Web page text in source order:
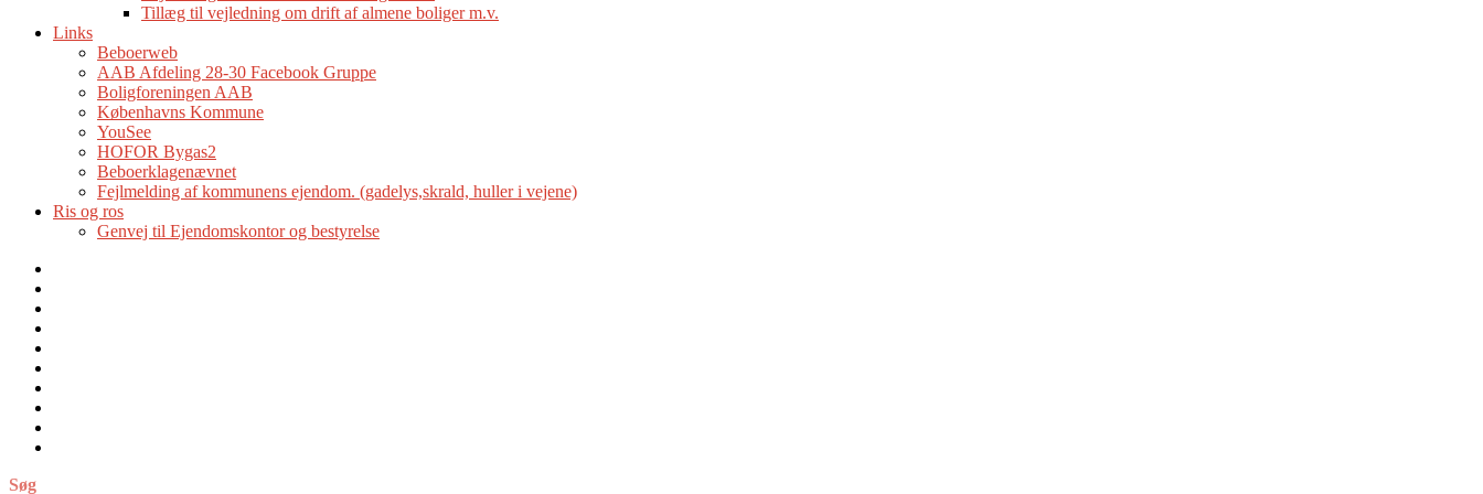
Tillæg til vejledning om drift af almene boliger m.v.
Links
Beboerweb
AAB Afdeling 28-30 Facebook Gruppe
Boligforeningen AAB
Københavns Kommune
YouSee
HOFOR Bygas2
Beboerklagenævnet
Fejlmelding af kommunens ejendom. (gadelys,skrald, huller i vejene)
Ris og ros
Genvej til Ejendomskontor og bestyrelse
Søg